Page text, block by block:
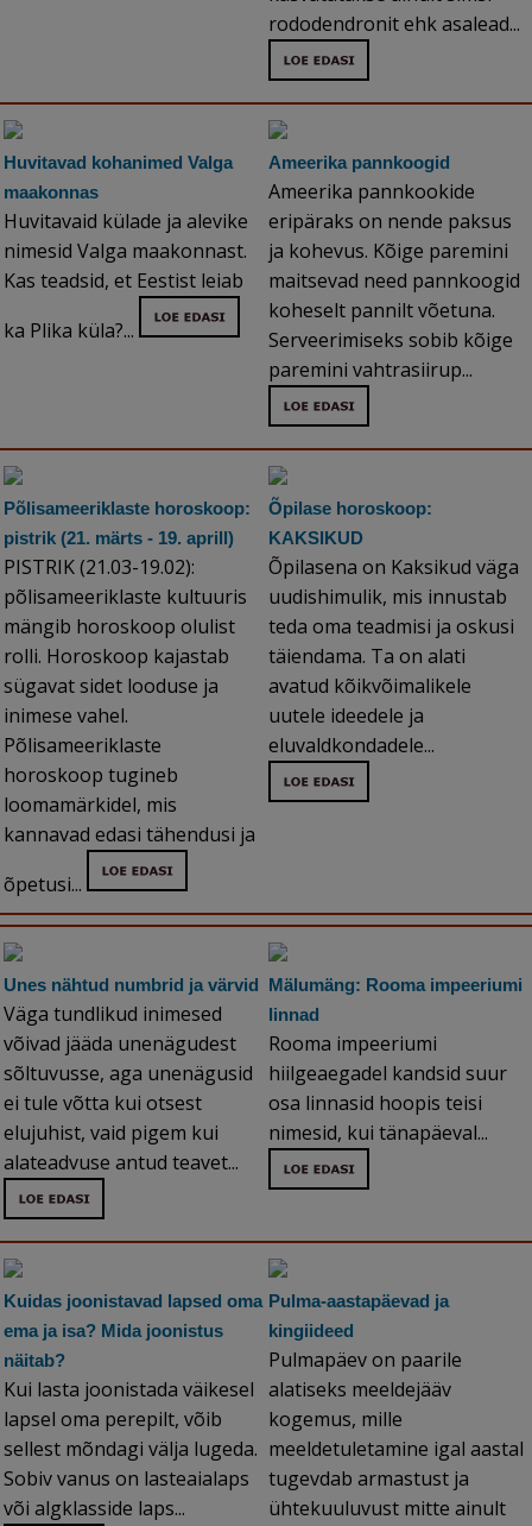
rododendronit ehk asalead...
Huvitavad kohanimed Valga
maakonnas
Huvitavaid külade ja alevike
nimesid Valga maakonnast.
Kas teadsid, et Eestist leiab
ka Plika küla?...
Ameerika pannkoogid
Ameerika pannkookide
eripäraks on nende paksus
ja kohevus. Kõige paremini
maitsevad need pannkoogid
koheselt pannilt võetuna.
Serveerimiseks sobib kõige
paremini vahtrasiirup...
Põlisameeriklaste horoskoop:
pistrik (21. märts - 19. aprill)
PISTRIK (21.03-19.02):
põlisameeriklaste kultuuris
mängib horoskoop olulist
rolli. Horoskoop kajastab
sügavat sidet looduse ja
inimese vahel.
Põlisameeriklaste
horoskoop tugineb
loomamärkidel, mis
kannavad edasi tähendusi ja
õpetusi...
Õpilase horoskoop:
KAKSIKUD
Õpilasena on Kaksikud väga
uudishimulik, mis innustab
teda oma teadmisi ja oskusi
täiendama. Ta on alati
avatud kõikvõimalikele
uutele ideedele ja
eluvaldkondadele...
Unes nähtud numbrid ja värvid
Väga tundlikud inimesed
võivad jääda unenägudest
sõltuvusse, aga unenägusid
ei tule võtta kui otsest
elujuhist, vaid pigem kui
alateadvuse antud teavet...
Mälumäng: Rooma impeeriumi
linnad
Rooma impeeriumi
hiilgeaegadel kandsid suur
osa linnasid hoopis teisi
nimesid, kui tänapäeval...
Kuidas joonistavad lapsed oma
ema ja isa? Mida joonistus
näitab?
Kui lasta joonistada väikesel
lapsel oma perepilt, võib
sellest mõndagi välja lugeda.
Sobiv vanus on lasteaialaps
või algklasside laps...
Pulma-aastapäevad ja
kingiideed
Pulmapäev on paarile
alatiseks meeldejääv
kogemus, mille
meeldetuletamine igal aastal
tugevdab armastust ja
ühtekuuluvust mitte ainult